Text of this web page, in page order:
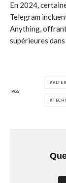
En 2024,
Telegram
Anything,
supérieures
TAGS